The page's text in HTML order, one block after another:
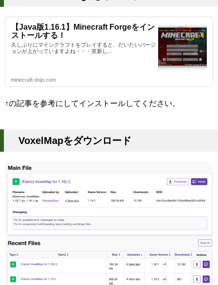
【Java版1.16.1】Minecraft Forgeをイン
ストールする！
久しぶりにマインクラフトをプレイすると、だいたいバージ
ョンが上がっていますよね・・・笑新し...
minecraft-dojo.com
↑の記事を参考にしてインストールしてください。
VoxelMapをダウンロード